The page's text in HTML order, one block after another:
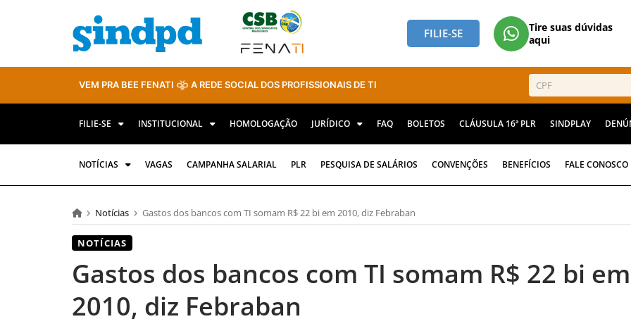
FILIE-SE
Tire suas dúvidas
aqui
VEM PRA BEE FENATI A REDE SOCIAL DOS PROFISSIONAIS DE TI
FILIE-SE INSTITUCIONAL HOMOLOGAÇÃO JURÍDICO FAQ BOLETOS CLÁUSULA 16ª PLR SINDPLAY
NOTÍCIAS VAGAS CAMPANHA SALARIAL PLR PESQUISA DE SALÁRIOS CONVENÇÕES BENEFÍCIOS FALE CONOSCO
Notícias Gastos dos bancos com TI somam R$ 22 bi em 2010, diz Febraban
NOTÍCIAS
Gastos dos bancos com TI somam R$ 22 bi em
2010, diz Febraban